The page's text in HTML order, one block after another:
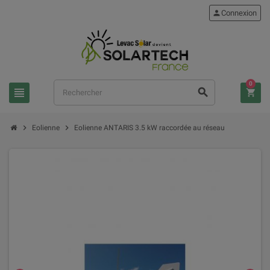
view_headline search
person Connexion
shopping_cart
0
chevron_right Eolienne chevron_right Eolienne ANTARIS 3.5 kW raccordée au réseau